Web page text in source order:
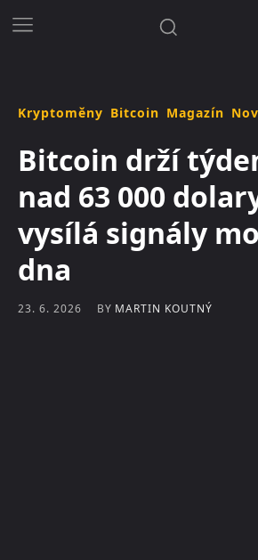
Kryptoměny Bitcoin Magazín
Bitcoin drží
nad 63 000
vysílá signály
dna
23. 6. 2026 BY MARTIN KOUTNÝ